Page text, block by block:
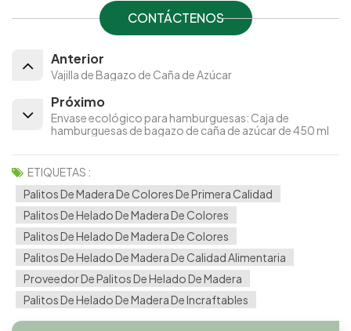
CONTÁCTENOS
Anterior
Vajilla de Bagazo de Caña de Azúcar
Próximo
Envase ecológico para hamburguesas: Caja de
hamburguesas de bagazo de caña de azúcar de 450 ml
ETIQUETAS :
Palitos De Madera De Colores De Primera Calidad
Palitos De Helado De Madera De Colores
Palitos De Helado De Madera De Colores
Palitos De Helado De Madera De Calidad Alimentaria
Proveedor De Palitos De Helado De Madera
Palitos De Helado De Madera De Incraftables